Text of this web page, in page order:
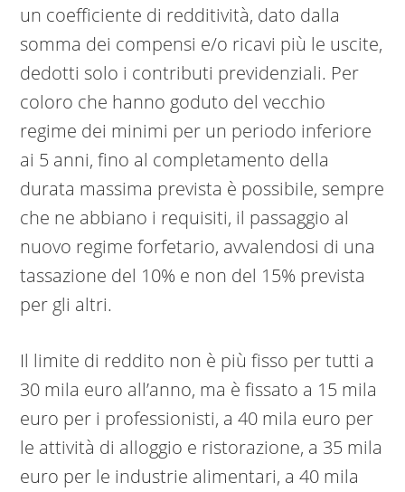
un coefficiente di redditività, dato dalla
somma dei compensi e/o ricavi più le uscite,
dedotti solo i contributi previdenziali. Per
coloro che hanno goduto del vecchio
regime dei minimi per un periodo inferiore
ai 5 anni, fino al completamento della
durata massima prevista è possibile, sempre
che ne abbiano i requisiti, il passaggio al
nuovo regime forfetario, avvalendosi di una
tassazione del 10% e non del 15% prevista
per gli altri.
Il limite di reddito non è più fisso per tutti a
30 mila euro all’anno, ma è fissato a 15 mila
euro per i professionisti, a 40 mila euro per
le attività di alloggio e ristorazione, a 35 mila
euro per le industrie alimentari, a 40 mila